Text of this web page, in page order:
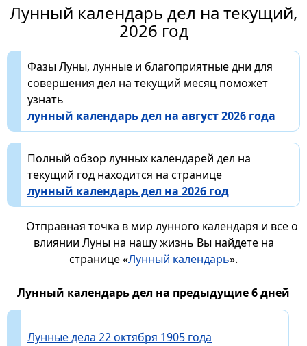
Лунный календарь дел на текущий,
2026 год
Фазы Луны, лунные и благоприятные дни для
совершения дел на текущий месяц поможет
узнать
лунный календарь дел на август 2026 года
Полный обзор лунных календарей дел на
текущий год находится на странице
лунный календарь дел на 2026 год
Отправная точка в мир лунного календаря и все о
влиянии Луны на нашу жизнь Вы найдете на
странице «Лунный календарь».
Лунный календарь дел на предыдущие 6 дней
Лунные дела 22 октября 1905 года